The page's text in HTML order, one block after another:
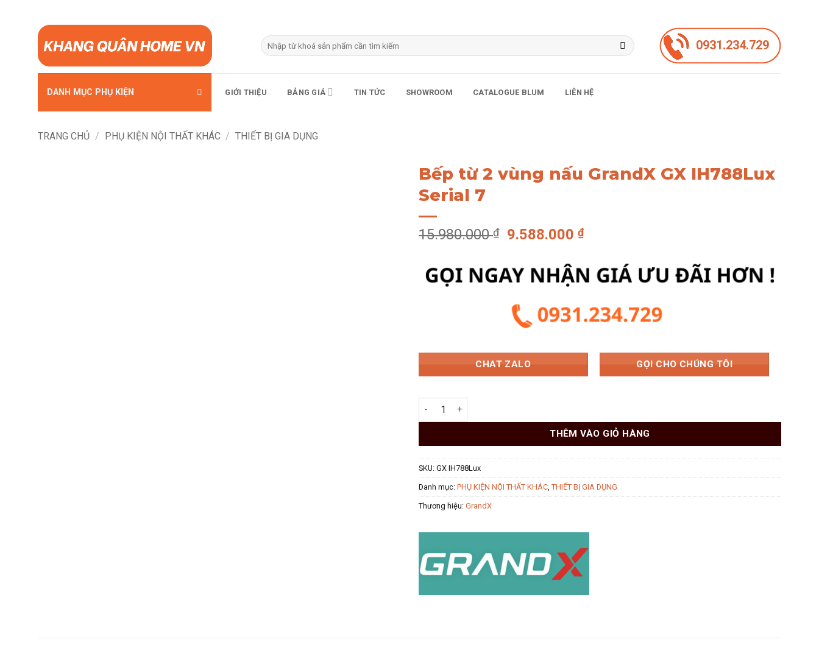
dung
Tìm
kiếm:
0931.234.729
DANH MỤC PHỤ KIỆN GIỚI THIỆU BẢNG GIÁ TIN TỨC SHOWROOM CATALOGUE BLUM LIÊN HỆ
TRANG CHỦ / PHỤ KIỆN NỘI THẤT KHÁC / THIẾT BỊ GIA DỤNG
Bếp từ 2 vùng nấu GrandX GX IH788Lux
Serial 7
15.980.000₫
Giá
là:
15.980.000 ₫.
9.588.000₫Giá
tại
là:
CHAT ZALO GỌI CHO CHÚNG TÔI
Bếp từ 2 vùng nấu GrandX GX IH788Lux Serial 7 số lượng
THÊM VÀO GIỎ HÀNG
SKU: GX IH788Lux
Danh mục: PHỤ KIỆN NỘI THẤT KHÁC THIẾT BỊ GIA DỤNG
Thương hiệu: GrandX